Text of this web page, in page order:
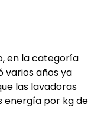
en la categoría
varios años ya
las lavadoras
energía por kg de